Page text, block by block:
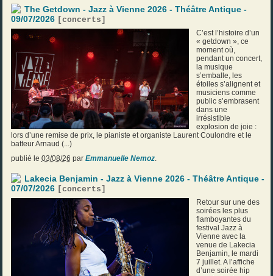
The Getdown - Jazz à Vienne 2026 - Théâtre Antique -
09/07/2026 [concerts ]
C’est l’histoire d’un
« getdown », ce
moment où,
pendant un concert,
la musique
s’emballe, les
étoiles s’alignent et
musiciens comme
public s’embrasent
dans une
irrésistible
explosion de joie :
lors d’une remise de prix, le pianiste et organiste Laurent Coulondre et le
batteur Arnaud (...)
publié le 03/08/26 par Emmanuelle Nemoz.
Lakecia Benjamin - Jazz à Vienne 2026 - Théâtre Antique -
07/07/2026 [concerts ]
Retour sur une des
soirées les plus
flamboyantes du
festival Jazz à
Vienne avec la
venue de Lakecia
Benjamin, le mardi
7 juillet. A l’affiche
d’une soirée hip